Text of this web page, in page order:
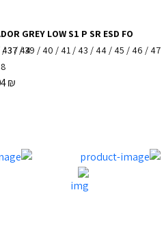
GREY LOW S1 P SR ESD FO
/37/39 / 40 / 41 / 43 / 44 / 45 / 46 / 47
₪
43/44